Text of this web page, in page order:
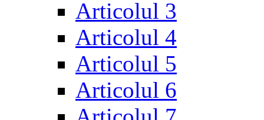
Articolul 3
Articolul 4
Articolul 5
Articolul 6